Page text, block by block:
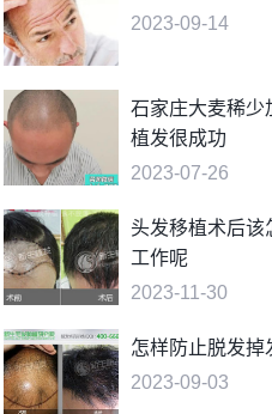
2023-09-14
石家庄大麦稀少
植发很成功
2023-07-26
头发移植术后该
工作呢
2023-11-30
怎样防止脱发掉
2023-09-03